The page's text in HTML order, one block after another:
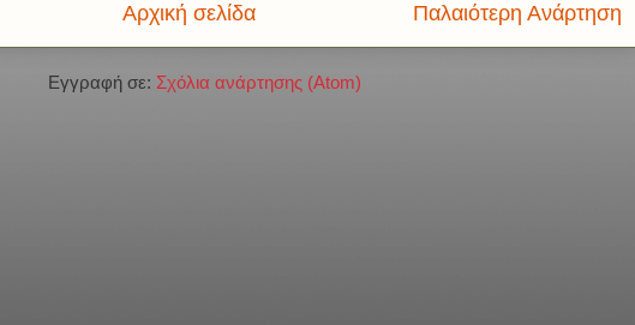
Παλαιότερη Ανάρτηση
Αρχική σελίδα
Εγγραφή σε: Σχόλια ανάρτησης (Atom)